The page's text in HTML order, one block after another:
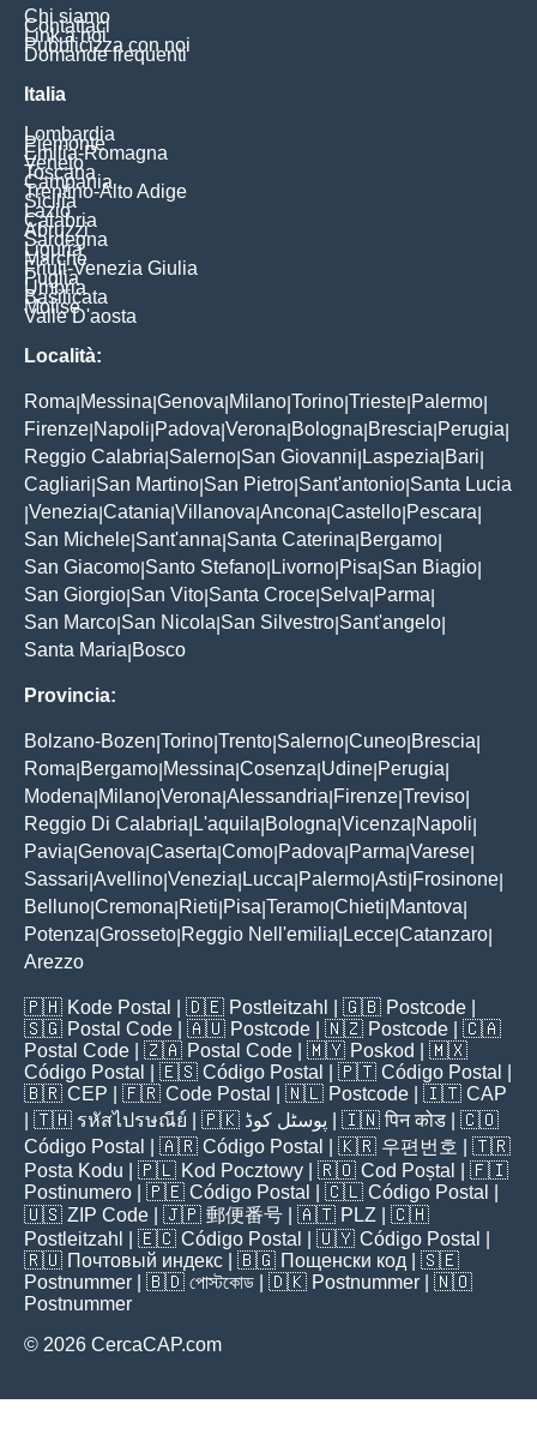
Chi siamo
Contattaci
Link a noi
Pubblicizza con noi
Domande frequenti
Italia
Lombardia
Piemonte
Emilia-Romagna
Veneto
Toscana
Campania
Trentino-Alto Adige
Sicilia
Lazio
Calabria
Abruzzi
Sardegna
Liguria
Marche
Friuli-Venezia Giulia
Puglia
Umbria
Basilicata
Molise
Valle D'aosta
Località:
Roma Messina Genova Milano Torino Trieste Palermo
Firenze Napoli Padova Verona Bologna Brescia Perugia
Reggio Calabria Salerno San Giovanni Laspezia Bari
Cagliari San Martino San Pietro Sant'antonio Santa Lucia
Venezia Catania Villanova Ancona Castello Pescara
San Michele Sant'anna Santa Caterina Bergamo
San Giacomo Santo Stefano Livorno Pisa San Biagio
San Giorgio San Vito Santa Croce Selva Parma
San Marco San Nicola San Silvestro Sant'angelo
Santa Maria Bosco
Provincia:
Bolzano-Bozen Torino Trento Salerno Cuneo Brescia
Roma Bergamo Messina Cosenza Udine Perugia
Modena Milano Verona Alessandria Firenze Treviso
Reggio Di Calabria L'aquila Bologna Vicenza Napoli
Pavia Genova Caserta Como Padova Parma Varese
Sassari Avellino Venezia Lucca Palermo Asti Frosinone
Belluno Cremona Rieti Pisa Teramo Chieti Mantova
Potenza Grosseto Reggio Nell'emilia Lecce Catanzaro
Arezzo
🇵🇭 Kode Postal | 🇩🇪 Postleitzahl | 🇬🇧 Postcode
🇸🇬 Postal Code | 🇦🇺 Postcode | 🇳🇿 Postcode | 🇨🇦
Postal Code | 🇿🇦 Postal Code | 🇲🇾 Poskod
| 🇲🇽
Código Postal
| 🇪🇸 Código Postal | 🇵🇹 Código Postal
🇧🇷 CEP | 🇫🇷 Code Postal | 🇳🇱 Postcode | 🇮🇹 CAP
| 🇹🇭 รหัสไปรษณีย์ | 🇵🇰 پوسٹل کوڈ | 🇮🇳पिन कोड | 🇨🇴
Código Postal
| 🇦🇷 Código Postal | 🇰🇷 우편번호
| 🇹🇷
Posta Kodu | 🇵🇱 Kod Pocztowy | 🇷🇴 Cod Poștal
| 🇫🇮
Postinumero | 🇵🇪 Código Postal | 🇨🇱 Código Postal
🇺🇸 ZIP Code | 🇯🇵 郵便番号 | 🇦🇹 PLZ | 🇨🇭
Postleitzahl
| 🇪🇨 Código Postal | 🇺🇾 Código Postal
🇷🇺 Почтовый индекс | 🇧🇬 Пощенски код | 🇸🇪
Postnummer | 🇧🇩 পোস্টকোড | 🇩🇰 Postnummer | 🇳🇴
Postnummer
© 2026 CercaCAP.com